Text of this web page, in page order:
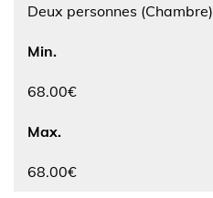
Deux personnes (Chambre)
Min.
68.00€
Max.
68.00€